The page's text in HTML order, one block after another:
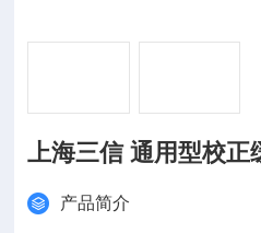
上海三信 通用型校正
产品简介